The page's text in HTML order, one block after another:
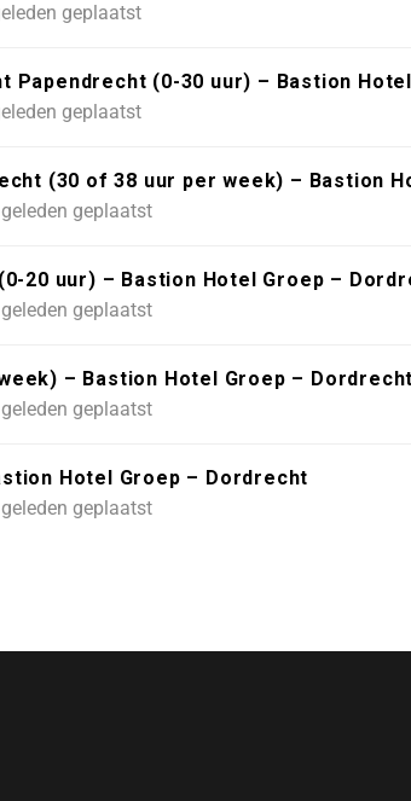
geplaatst
Papendrecht (0-30 uur) – Bastion
geplaatst
(30 of 38 uur per week) – Bastion
geplaatst
20 uur) – Bastion Hotel Groep –
geplaatst
– Bastion Hotel Groep – Dordrecht
geplaatst
Hotel Groep – Dordrecht
geplaatst